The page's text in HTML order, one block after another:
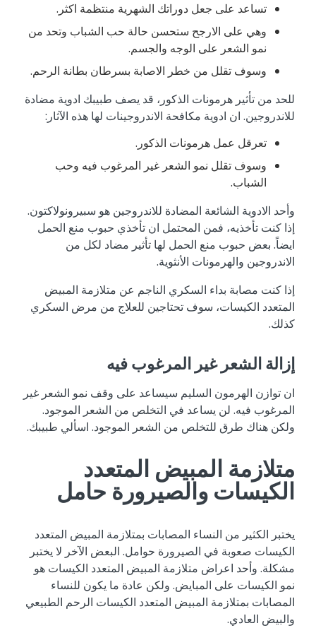
تساعد على جعل دوراتك الشهرية منتظمة اكثر.
وهي على الارجح ستحسن حالة حب الشباب وتحد من
نمو الشعر على الوجه والجسم.
وسوف تقلل من خطر الاصابة بسرطان بطانة الرحم.
للحد من تأثير هرمونات الذكور، قد يصف طبيبك ادوية مضادة
للاندروجين. ان ادوية مكافحة الاندروجينات لها هذه الآثار:
تعرقل عمل هرمونات الذكور.
وسوف تقلل نمو الشعر غير المرغوب فيه وحب
الشباب.
وأحد الادوية الشائعة المضادة للاندروجين هو سبيرونولاكتون.
إذا كنت تأخذيه، فمن المحتمل ان تأخذي حبوب منع الحمل
ايضاً. بعض حبوب منع الحمل لها تأثير مضاد لكل من
الاندروجين والهرمونات الأنثوية.
إذا كنت مصابة بداء السكري الناجم عن متلازمة المبيض
المتعدد الكيسات، سوف تحتاجين للعلاج من مرض السكري
كذلك.
إزالة الشعر غير المرغوب فيه
ان توازن الهرمون السليم سيساعد على وقف نمو الشعر غير
المرغوب فيه. لن يساعد في التخلص من الشعر الموجود.
ولكن هناك طرق للتخلص من الشعر الموجود. اسألي طبيبك.
متلازمة المبيض المتعدد
الكيسات والصيرورة حامل
يختبر الكثير من النساء المصابات بمتلازمة المبيض المتعدد
الكيسات صعوبة في الصيرورة حوامل. البعض الآخر لا يختبر
مشكلة. وأحد اعراض متلازمة المبيض المتعدد الكيسات هو
نمو الكيسات على المبايض. ولكن عادة ما يكون للنساء
المصابات بمتلازمة المبيض المتعدد الكيسات الرحم الطبيعي
والبيض العادي.